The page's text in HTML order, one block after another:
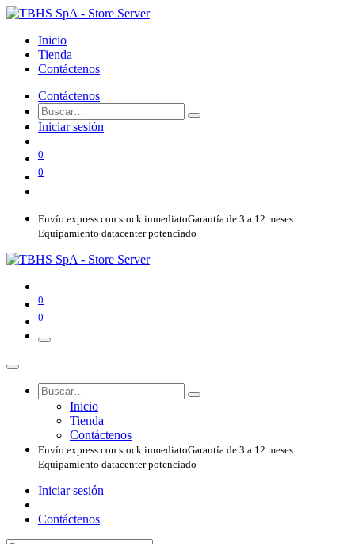
Inicio
Tienda
Contáctenos
Contáctenos
Iniciar sesión
0
0
Envío express con stock inmediatoGarantía de 3 a 12 meses
Equipamiento datacenter potenciado
0
0
Inicio
Tienda
Contáctenos
Envío express con stock inmediatoGarantía de 3 a 12 meses
Equipamiento datacenter potenciado
Iniciar sesión
Contáctenos